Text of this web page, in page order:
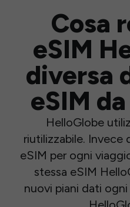
Cosa
eSIM
diversa
eSIM
HelloGlobe
riutilizzabile. Invece
eSIM per ogni
stessa eSIM
nuovi piani dati